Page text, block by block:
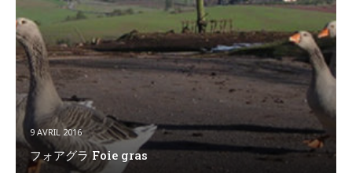
9 AVRIL 2016
フォアグラ Foie gras